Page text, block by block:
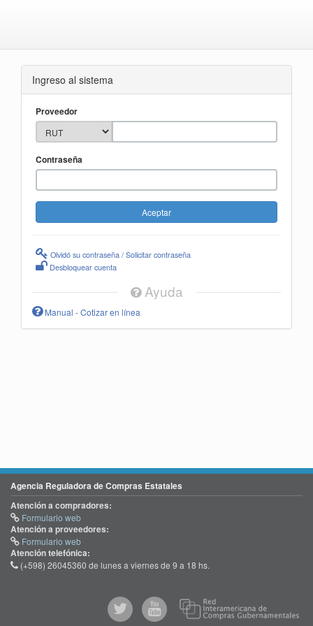
Ingreso al sistema
Proveedor
Contraseña
Olvidó su contraseña / Solicitar contraseña
Desbloquear cuenta
Ayuda
Manual - Cotizar en línea
Agencia Reguladora de Compras Estatales
Atención a compradores:
Formulario web
Atención a proveedores:
Formulario web
Atención telefónica:
(+598) 26045360 de lunes a viernes de 9 a 18 hs.
@comprasgubuy
ACCE